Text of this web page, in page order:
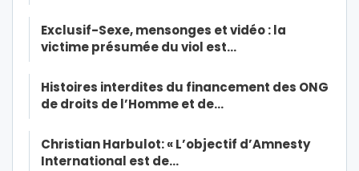
Exclusif-Sexe, mensonges et vidéo : la
victime présumée du viol est…
Histoires interdites du financement des ONG
de droits de l’Homme et de…
Christian Harbulot: « L’objectif d’Amnesty
International est de…